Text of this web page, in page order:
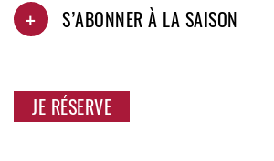
+ S’ABONNER À LA SAISON
JE RÉSERVE